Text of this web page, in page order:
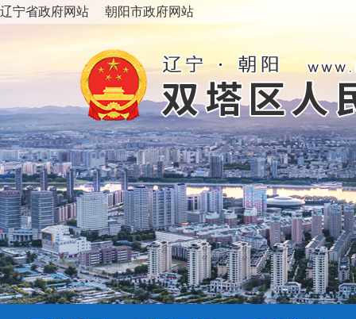
辽宁省政府网站 朝阳市政府网站